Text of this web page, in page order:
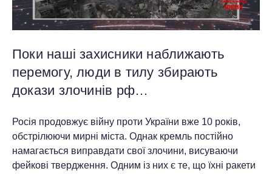
Поки наші захисники наближають
перемогу, люди в тилу збирають
докази злочинів рф…
Росія продовжує війну проти України вже 10 років,
обстрілюючи мирні міста. Однак кремль постійно
намагається виправдати свої злочини, висуваючи
фейкові твердження. Одним із них є те, що їхні ракети